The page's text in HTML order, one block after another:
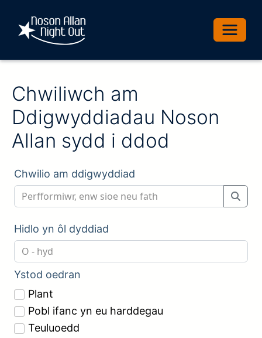
Chwiliwch am
Ddigwyddiadau Noson
Allan sydd i ddod
Chwilio am ddigwyddiad
Hidlo yn ôl dyddiad
Ystod oedran
Plant
Pobl ifanc yn eu harddegau
Teuluoedd